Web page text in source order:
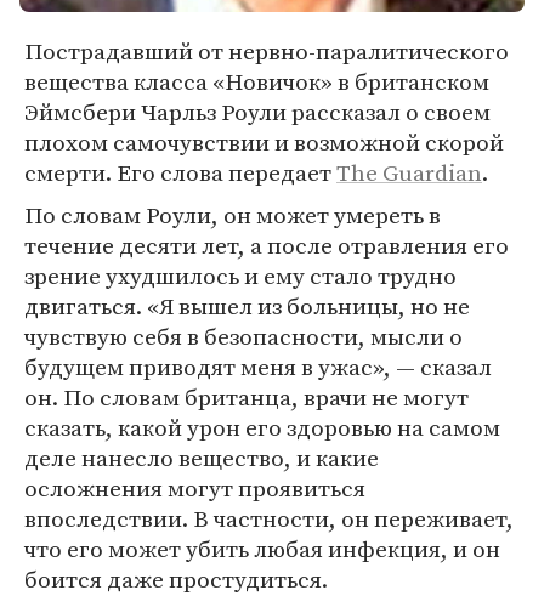
Пострадавший от нервно-паралитического
вещества класса «Новичок» в британском
Эймсбери Чарльз Роули рассказал о своем
плохом самочувствии и возможной скорой
смерти. Его слова передаетThe Guardian.
По словам Роули, он может умереть в
течение десяти лет, а после отравления его
зрение ухудшилось и ему стало трудно
двигаться. «Я вышел из больницы, но не
чувствую себя в безопасности, мысли о
будущем приводят меня в ужас», — сказал
он. По словам британца, врачи не могут
сказать, какой урон его здоровью на самом
деле нанесло вещество, и какие
осложнения могут проявиться
впоследствии. В частности, он переживает,
что его может убить любая инфекция, и он
боится даже простудиться.